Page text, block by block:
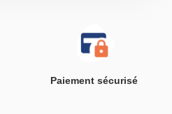
Paiement sécurisé